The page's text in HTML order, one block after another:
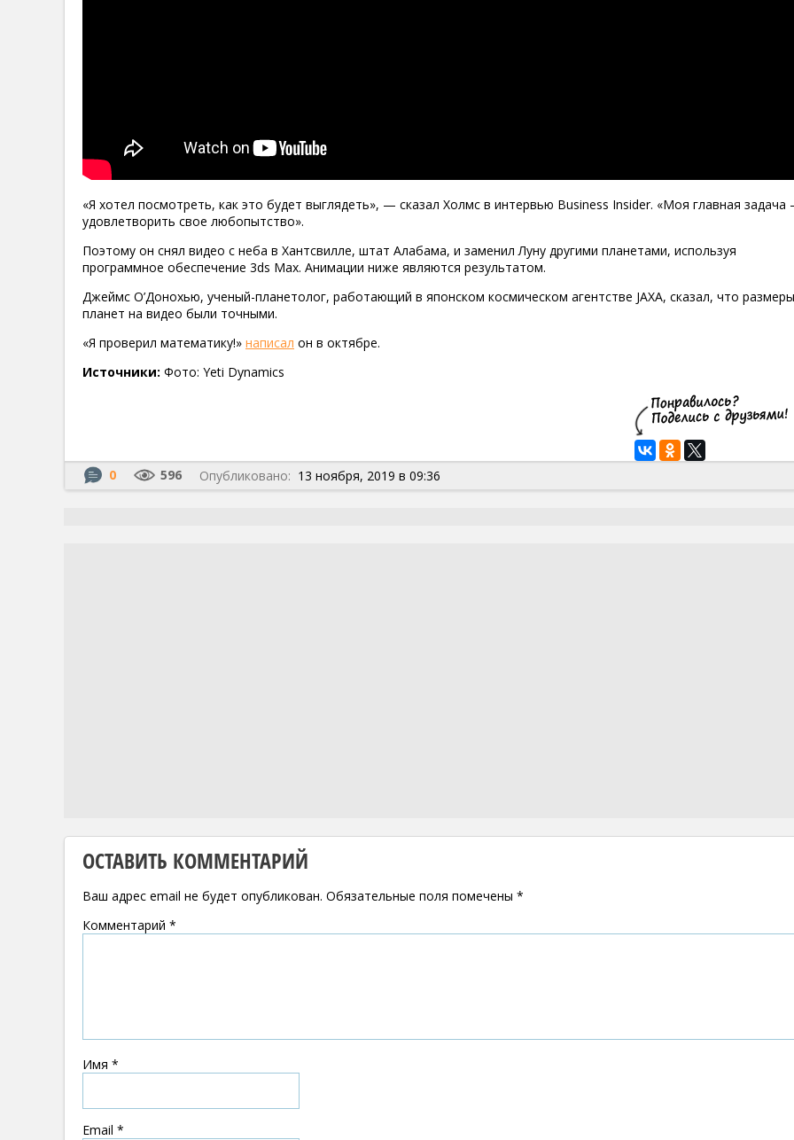
«Я хотел посмотреть, как это будет выглядеть», — сказал Холмс в интервью Business Insider. «Моя главная
удовлетворить свое любопытство».
Поэтому он снял видео с неба в Хантсвилле, штат Алабама, и заменил Луну другими планетами, используя
программное обеспечение 3ds Max. Анимации ниже являются результатом.
Джеймс О’Донохью, ученый-планетолог, работающий в японском космическом агентстве JAXA, сказал, что размеры
планет на видео были точными.
«Я проверил математику!» написал он в октябре.
Источники: Фото: Yeti Dynamics
0 596 Опубликовано: 13 ноября, 2019 в 09:36
ОСТАВИТЬ КОММЕНТАРИЙ
Ваш адрес email не будет опубликован. Обязательные поля помечены *
Комментарий *
Имя *
Email *